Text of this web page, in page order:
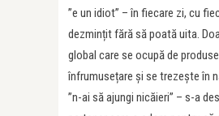
”e un idiot” – în fiecare zi, cu
dezmințit fără să poată uita.
global care se ocupă de
înfrumusețare și se trezește în
”n-ai să ajungi nicăieri” – s-a